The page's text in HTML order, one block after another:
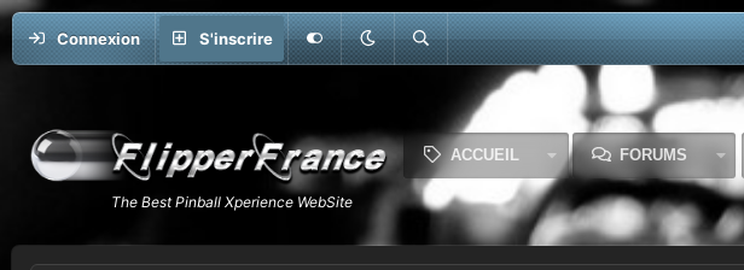
Connexion S'inscrire
ACCUEIL FORUMS